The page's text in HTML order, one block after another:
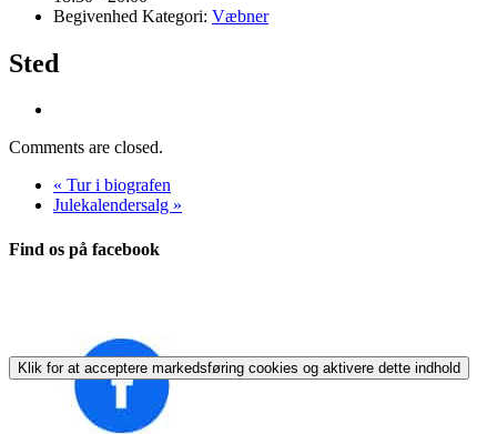
Begivenhed Kategori: Væbner
Sted
Comments are closed.
« Tur i biografen
Julekalendersalg »
Find os på facebook
Klik for at acceptere markedsføring cookies og aktivere dette indhold